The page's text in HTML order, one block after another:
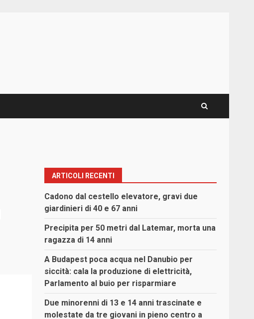
ARTICOLI RECENTI
Cadono dal cestello elevatore, gravi due
giardinieri di 40 e 67 anni
Precipita per 50 metri dal Latemar, morta una
ragazza di 14 anni
A Budapest poca acqua nel Danubio per
siccità: cala la produzione di elettricità,
Parlamento al buio per risparmiare
Due minorenni di 13 e 14 anni trascinate e
molestate da tre giovani in pieno centro a